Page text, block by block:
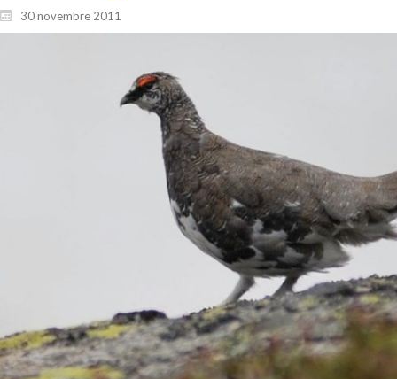
30 novembre 2011